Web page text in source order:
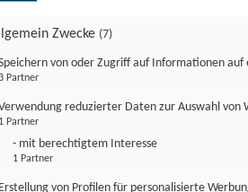
Zwecke (7)
von oder Zugriff auf Informationen auf
Partner
reduzierter Daten zur Auswahl von
1 Partner
- mit berechtigtem Interesse
1 Partner
Erstellung von Profilen für personalisierte